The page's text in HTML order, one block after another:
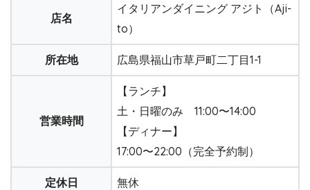
店名
イタリアンダイニング アジト（Aji-
to）
所在地 広島県福山市草戸町二丁目1-1
営業時間
【ランチ】
土・日曜のみ 11:00〜14:00
【ディナー】
17:00〜22:00（完全予約制）
定休日 無休